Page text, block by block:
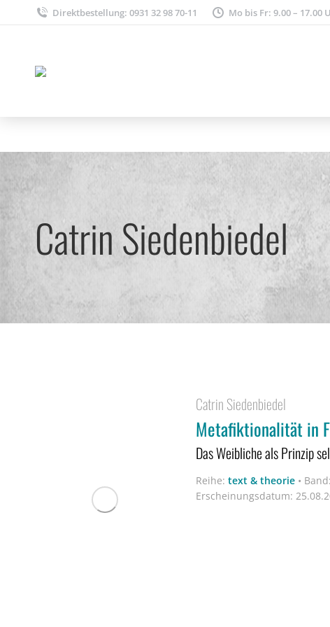
Direktbestellung: 0931 32 98 70-11 Mo bis Fr: 9.00 – 17.00
Catrin Siedenbiedel
Catrin Siedenbiedel
Metafiktionalität in
Das Weibliche als Prinzip
Reihe: text & theorie •
Erscheinungsdatum: